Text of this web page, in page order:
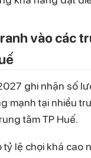
vào các
ghi nhận số
mạnh tại nhiều
tâm TP Huế.
lệ chọi khá cao